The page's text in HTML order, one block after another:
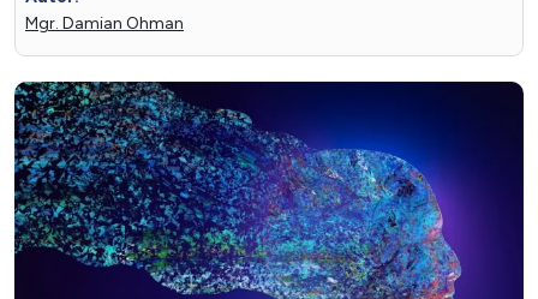
Mgr. Damian Ohman